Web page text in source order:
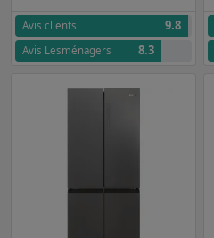
Avis clients 9.8
Avis Lesménagers 8.3